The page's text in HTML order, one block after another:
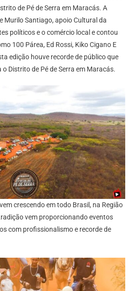
de Pé de Serra em Maracás. A
Murilo Santiago, apoio Cultural da
políticos e o comércio local e contou
100 Párea, Ed Rossi, Kiko Cigano E
edição houve recorde de público que
Distrito de Pé de Serra em Maracás.
crescendo em todo Brasil, na Região
vem proporcionando eventos
com profissionalismo e recorde de